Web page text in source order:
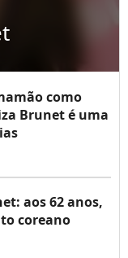
como
Brunet é uma
aos 62 anos,
coreano